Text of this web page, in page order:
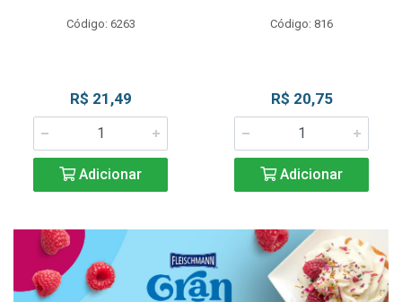
Código: 6263
R$ 21,49
Adicionar
Código: 816
R$ 20,75
Adicionar